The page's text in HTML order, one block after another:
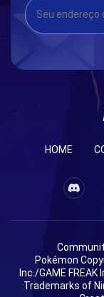
HOME
Pokémon
Inc./GAME
Trademarks of